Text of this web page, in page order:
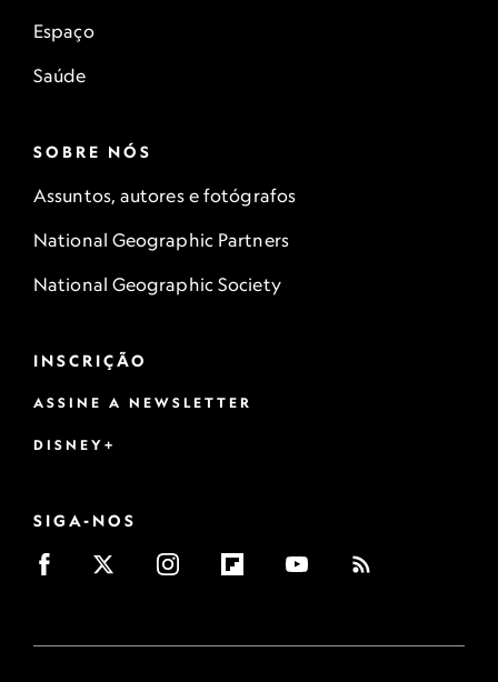
Espaço
Saúde
SOBRE NÓS
Assuntos, autores e fotógrafos
National Geographic Partners
National Geographic Society
INSCRIÇÃO
ASSINE A NEWSLETTER
DISNEY+
SIGA-NOS